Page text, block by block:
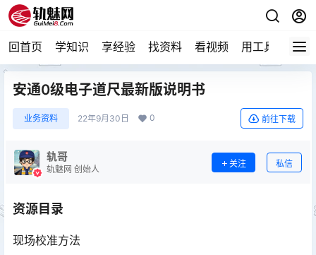
回首页 学知识 享经验 找资料 看视频 用工具 论技
安通0级电子道尺最新版说明书
业务资料 22年9月30日 0 前往下载
轨哥
轨魅网 创始人
关注 私信
资源目录
现场校准方法